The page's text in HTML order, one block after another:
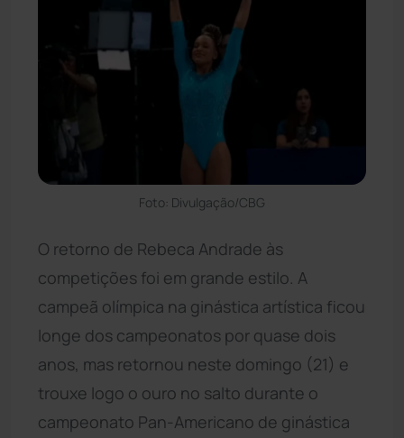
Foto: Divulgação/CBG
O retorno de Rebeca Andrade às
competições foi em grande estilo. A
campeã olímpica na ginástica artística ficou
longe dos campeonatos por quase dois
anos, mas retornou neste domingo (21) e
trouxe logo o ouro no salto durante o
campeonato Pan-Americano de ginástica